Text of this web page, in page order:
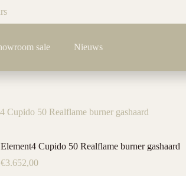
sale Nieuws
Cupido 50 Realflame burner gashaard
Element4 Cupido 50 Realflame burner gashaard
€3.652,00